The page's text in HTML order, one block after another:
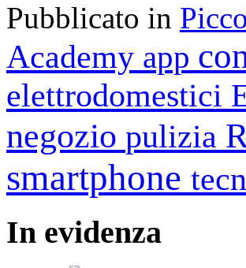
Pubblicato in
Academy app
elettrodomestici
negozio pulizia
smartphone
In evidenza